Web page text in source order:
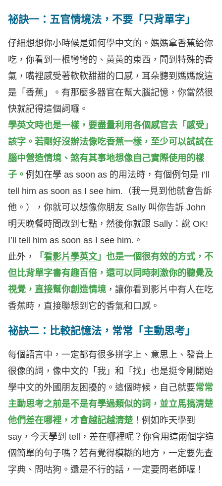
祕訣一：五官情境法，不要「只背單字」
仔細想想你小時候是如何學中文的。媽媽拿香蕉給你
吃，你看到一根彎彎的、黃黃的東西，聞到特殊的香
氣，嘴裡感受著軟軟甜甜的口感，耳朵聽到媽媽說這
是「香蕉」。有那麼多器官在幫大腦記憶，你當然很
快就記得這個詞囉。
學英文時也是一樣，要盡量利用各個感官去「感受」
該字。若剛好沒辦法像吃香蕉一樣，至少可以試試在
腦中營造情境、煞有其事地想像自己實際使用的樣
子。 例如在學 as soon as 的用法時，有個例句是 I’ll
tell him as soon as I see him.（我一見到他就會告訴
他。），你就可以想像你朋友 Sally 叫你告訴 John
明天晚餐時間改到七點，然後你就跟 Sally：說 OK!
I’ll tell him as soon as I see him.。
此外，
「 看影片學英文 」也是一個很有效的方式，不
但比背單字書有趣百倍，還可以同時刺激你的聽覺及
視覺，直接幫你創造情境 ，讓你看到影片中有人在吃
香蕉時，直接聯想到它的香氣和口感。
祕訣二：比較記憶法，常常「主動思考」
每個語言中，一定都有很多拼字上、意思上、發音上
很像的詞，像中文的「我」和「找」也是挺令剛開始
學中文的外國朋友困擾的。這個時候，自己就要常常
主動思考之前是不是有學過類似的詞，並立馬搞清楚
他們差在哪裡，才會越記越清楚 ！例如昨天學到
say，今天學到 tell，差在哪裡呢？你會用這兩個字造
個簡單的句子嗎？若有覺得模糊的地方，一定要先查
字典、問咕狗。還是不行的話，一定要問老師喔！